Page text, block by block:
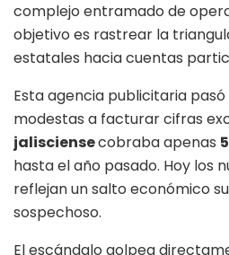
complejo entramado de
objetivo es rastrear la
estatales hacia cuentas
Esta agencia publicitaria
modestas a facturar cifras
jalisciensecobraba apenas
hasta el año pasado. Hoy los
reflejan un salto económico
sospechoso.
El escándalo golpea